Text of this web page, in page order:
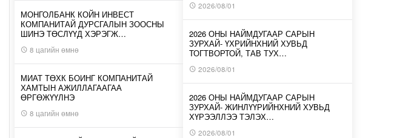
МОНГОЛБАНК КОЙН ИНВЕСТ
КОМПАНИТАЙ ДУРСГАЛЫН ЗООСНЫ
ШИНЭ ТӨСЛҮҮД ХЭРЭГЖ…
8 цагийн өмнө
МИАТ ТӨХК БОИНГ КОМПАНИТАЙ
ХАМТЫН АЖИЛЛАГААГАА
ӨРГӨЖҮҮЛНЭ
8 цагийн өмнө
2026/08/01
2026 ОНЫ НАЙМДУГААР САРЫН
ЗУРХАЙ- ҮХРИЙНХНИЙ ХУВЬД
ТОГТВОРТОЙ, ТАВ ТУХ…
2026/08/01
2026 ОНЫ НАЙМДУГААР САРЫН
ЗУРХАЙ- ЖИНЛҮҮРИЙНХНИЙ ХУВЬД
ХҮРЭЭЛЛЭЭ ТЭЛЭХ…
2026/08/01